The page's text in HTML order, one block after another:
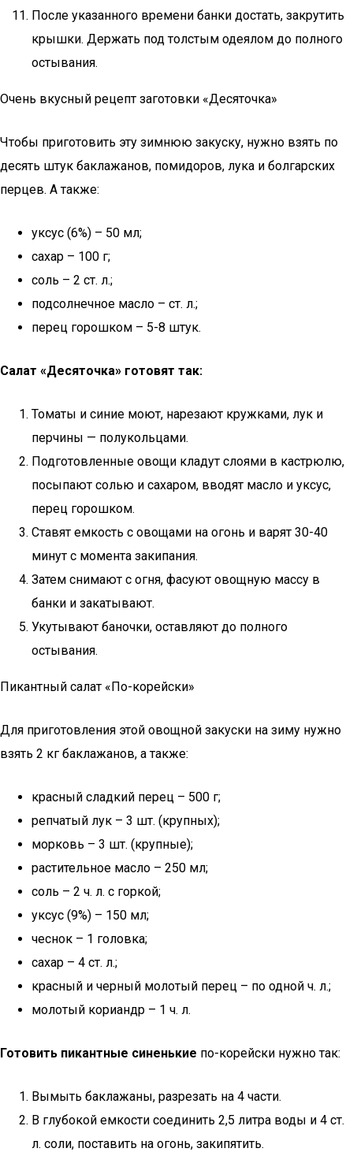
После указанного времени банки достать, закрутить
крышки. Держать под толстым одеялом до полного
остывания.
Очень вкусный рецепт заготовки «Десяточка»
Чтобы приготовить эту зимнюю закуску, нужно взять по
десять штук баклажанов, помидоров, лука и болгарских
перцев. А также:
уксус (6%) – 50 мл;
сахар – 100 г;
соль – 2 ст. л.;
подсолнечное масло – ст. л.;
перец горошком – 5-8 штук.
Салат «Десяточка» готовят так:
Томаты и синие моют, нарезают кружками, лук и
перчины — полукольцами.
Подготовленные овощи кладут слоями в кастрюлю,
посыпают солью и сахаром, вводят масло и уксус,
перец горошком.
Ставят емкость с овощами на огонь и варят 30-40
минут с момента закипания.
Затем снимают с огня, фасуют овощную массу в
банки и закатывают.
Укутывают баночки, оставляют до полного
остывания.
Пикантный салат «По-корейски»
Для приготовления этой овощной закуски на зиму нужно
взять 2 кг баклажанов, а также:
красный сладкий перец – 500 г;
репчатый лук – 3 шт. (крупных);
морковь – 3 шт. (крупные);
растительное масло – 250 мл;
соль – 2 ч. л. с горкой;
уксус (9%) – 150 мл;
чеснок – 1 головка;
сахар – 4 ст. л.;
красный и черный молотый перец – по одной ч. л.;
молотый кориандр – 1 ч. л.
Готовить пикантные синенькие по-корейски нужно так:
Вымыть баклажаны, разрезать на 4 части.
В глубокой емкости соединить 2,5 литра воды и 4 ст.
л. соли, поставить на огонь, закипятить.